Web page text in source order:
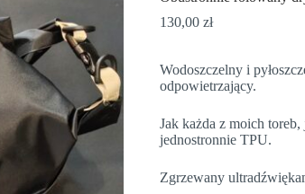
130,00 zł
Wodoszczelny i
odpowietrzający.
Jak każda z moich
jednostronnie TPU.
Zgrzewany